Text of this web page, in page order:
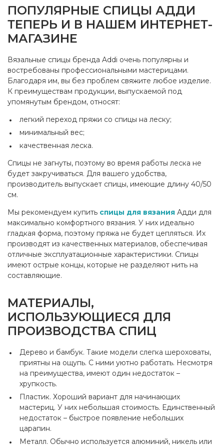
ПОПУЛЯРНЫЕ СПИЦЫ АДДИ
ТЕПЕРЬ И В НАШЕМ ИНТЕРНЕТ-
МАГАЗИНЕ
Вязальные спицы бренда Addi очень популярны и
востребованы профессиональными мастерицами.
Благодаря им, вы без проблем свяжите любое изделие.
К преимуществам продукции, выпускаемой под
упомянутым брендом, относят:
легкий переход пряжи со спицы на леску;
минимальный вес;
качественная леска.
Спицы не загнуты, поэтому во время работы леска не
будет закручиваться. Для вашего удобства,
производитель выпускает спицы, имеющие длину 40/50
см.
Мы рекомендуем купить спицы для вязания Адди для
максимально комфортного вязания. У них идеально
гладкая форма, поэтому пряжа не будет цепляться. Их
производят из качественных материалов, обеспечивая
отличные эксплуатационные характеристики. Спицы
имеют острые концы, которые не разделяют нить на
составляющие.
МАТЕРИАЛЫ,
ИСПОЛЬЗУЮЩИЕСЯ ДЛЯ
ПРОИЗВОДСТВА СПИЦ
Дерево и бамбук. Такие модели слегка шероховаты,
приятны на ощупь. С ними уютно работать. Несмотря
на преимущества, имеют один недостаток –
хрупкость.
Пластик. Хороший вариант для начинающих
мастериц. У них небольшая стоимость. Единственный
недостаток – быстрое появление небольших
царапин.
Металл. Обычно используется алюминий, никель или